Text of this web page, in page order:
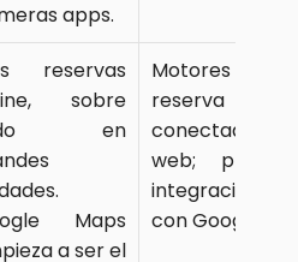
apps.
reservas
sobre
en
Maps
Motores
reserva
conectados a
web;
integraciones
con Google.